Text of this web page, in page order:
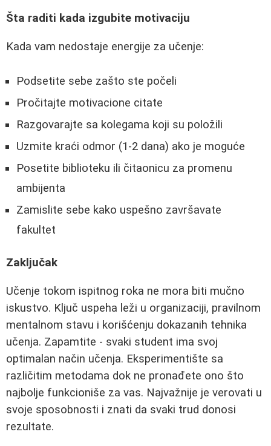
Šta raditi kada izgubite motivaciju
Kada vam nedostaje energije za učenje:
Podsetite sebe zašto ste počeli
Pročitajte motivacione citate
Razgovarajte sa kolegama koji su položili
Uzmite kraći odmor (1-2 dana) ako je moguće
Posetite biblioteku ili čitaonicu za promenu
ambijenta
Zamislite sebe kako uspešno završavate
fakultet
Zaključak
Učenje tokom ispitnog roka ne mora biti mučno
iskustvo. Ključ uspeha leži u organizaciji, pravilnom
mentalnom stavu i korišćenju dokazanih tehnika
učenja. Zapamtite - svaki student ima svoj
optimalan način učenja. Eksperimentište sa
različitim metodama dok ne pronađete ono što
najbolje funkcioniše za vas. Najvažnije je verovati u
svoje sposobnosti i znati da svaki trud donosi
rezultate.